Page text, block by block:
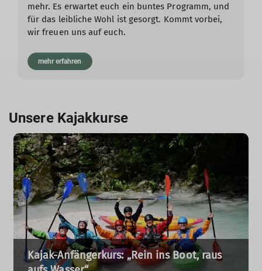
mehr. Es erwartet euch ein buntes Programm, und
für das leibliche Wohl ist gesorgt. Kommt vorbei,
wir freuen uns auf euch.
mehr erfahren
Unsere Kajakkurse
Kajak-Anfängerkurs: „Rein ins Boot, raus